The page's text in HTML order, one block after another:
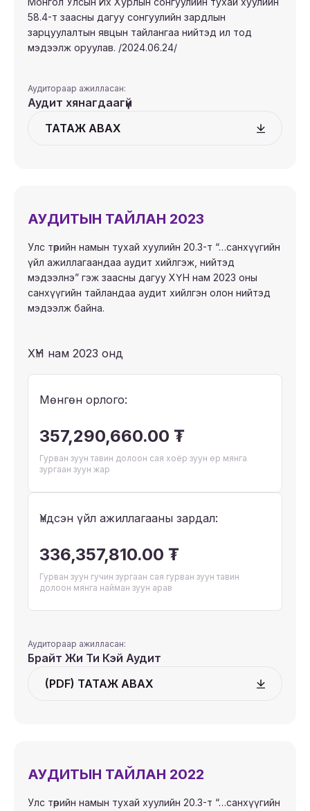
58.4-т заасны дагуу сонгуулийн зардлын
зарцуулалтын явцын тайлангаа нийтэд ил тод
мэдээлж оруулав. /2024.06.24/
Аудитораар ажилласан:
Аудит хянагдаагүй
ТАТАЖ АВАХ
АУДИТЫН ТАЙЛАН 2023
Улс төрийн намын тухай хуулийн 20.3-т “…санхүүгийн
үйл ажиллагаандаа аудит хийлгэж, нийтэд
мэдээлнэ” гэж заасны дагуу ХҮН нам 2023 оны
санхүүгийн тайландаа аудит хийлгэн олон нийтэд
мэдээлж байна.
ХҮН нам 2023 онд
Мөнгөн орлого:
357,290,660.00 ₮
Гурван зуун тавин долоон сая хоёр зуун ер мянга
зургаан зуун жар
Үндсэн үйл ажиллагааны зардал:
336,357,810.00 ₮
Гурван зуун гучин зургаан сая гурван зуун тавин
долоон мянга найман зуун арав
Аудитораар ажилласан:
Брайт Жи Ти Кэй Аудит
(PDF) ТАТАЖ АВАХ
АУДИТЫН ТАЙЛАН 2022
Улс төрийн намын тухай хуулийн 20.3-т “…санхүүгийн